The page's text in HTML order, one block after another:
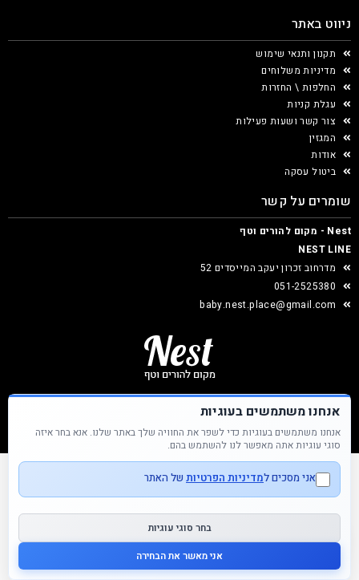
ניווט באתר
תקנון ותנאי שימוש
מדיניות משלוחים
החלפות \ החזרות
עגלת קניות
צור קשר ושעות פעילות
המגזין
אודות
ביטול עסקה
שומרים על קשר
Nest - מקום להורים וטף
NEST LINE
מדרחוב זכרון יעקב המייסדים 52
051-2525380
baby.nest.place@gmail.com
Nest &copy כל הזכויות שמורות
אנחנו משתמשים בעוגיות
אנחנו משתמשים בעוגיות כדי לשפר את החוויה שלך באתר שלנו. אנא בחר איזה
סוגי עוגיות אתה מאפשר לנו להשתמש בהם.
אני מסכים למדיניות הפרטיות של האתר
בחר סוגי עוגיות
אני מאשר את הבחירה